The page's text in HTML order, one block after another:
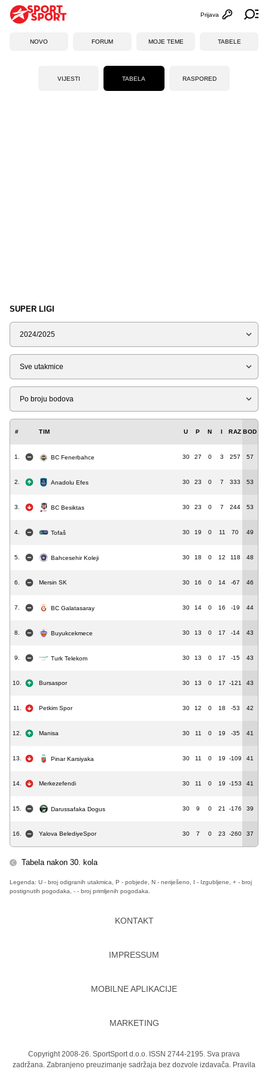
Otvori
Prijava
NOVO FORUM MOJE TEME TABELE
VIJESTI TABELA RASPORED
SUPER LIGI
Sezona
Tip
Liga
# TIM U P N I RAZ BOD
1. BC Fenerbahce 30 27 0 3 257 57
2. Anadolu Efes 30 23 0 7 333 53
3. BC Besiktas 30 23 0 7 244 53
4. Tofaš 30 19 0 11 70 49
5. Bahcesehir Koleji 30 18 0 12 118 48
6. Mersin SK 30 16 0 14 -67 46
7. BC Galatasaray 30 14 0 16 -19 44
8. Buyukcekmece 30 13 0 17 -14 43
9. Turk Telekom 30 13 0 17 -15 43
10. Bursaspor 30 13 0 17 -121 43
11. Petkim Spor 30 12 0 18 -53 42
12. Manisa 30 11 0 19 -35 41
13. Pinar Karsiyaka 30 11 0 19 -109 41
14. Merkezefendi 30 11 0 19 -153 41
15. Darussafaka Dogus 30 9 0 21 -176 39
16. Yalova BelediyeSpor 30 7 0 23 -260 37
Tabela nakon 30. kola
Legenda: U - broj odigranih utakmica, P - pobjede, N - neriješeno, I - Izgubljene, + - broj
postignutih pogodaka, - - broj primljenih pogodaka.
KONTAKT
IMPRESSUM
MOBILNE APLIKACIJE
MARKETING
Copyright 2008-26. SportSport d.o.o. ISSN 2744-2195. Sva prava
zadržana. Zabranjeno preuzimanje sadržaja bez dozvole izdavača. Pravila